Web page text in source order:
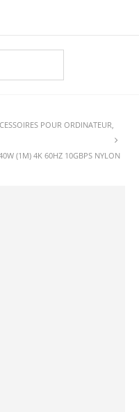
POUR ORDINATEUR,
(1M) 4K 60HZ 10GBPS NYLON